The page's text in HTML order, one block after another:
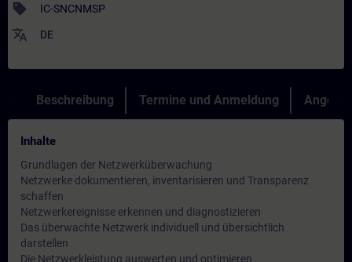
sell IC-SNCNMSP
translate DE
Beschreibung Termine und Anmeldung Angebot
Inhalte
Grundlagen der Netzwerküberwachung
Netzwerke dokumentieren, inventarisieren und Transparenz
schaffen
Netzwerkereignisse erkennen und diagnostizieren
Das überwachte Netzwerk individuell und übersichtlich
darstellen
Die Netzwerkleistung auswerten und optimieren